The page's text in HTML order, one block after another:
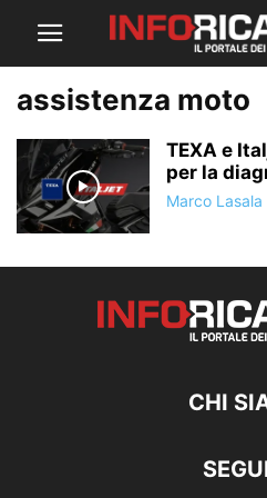
assistenza moto
TEXA e
per la
Marco Lasala
CHI